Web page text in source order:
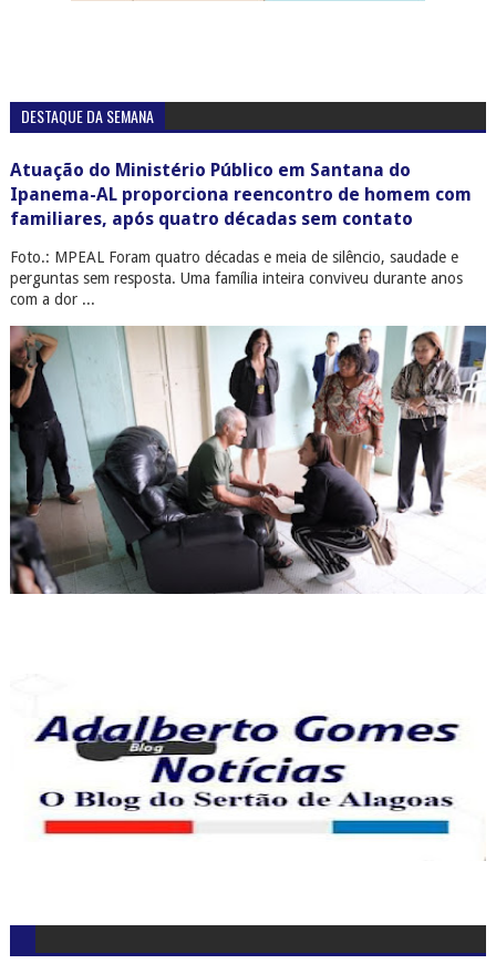
DESTAQUE DA SEMANA
Atuação do Ministério Público em Santana do
Ipanema-AL proporciona reencontro de homem com
familiares, após quatro décadas sem contato
Foto.: MPEAL Foram quatro décadas e meia de silêncio, saudade e
perguntas sem resposta. Uma família inteira conviveu durante anos
com a dor ...